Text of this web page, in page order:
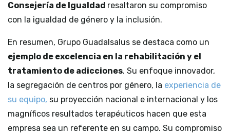
Consejería de Igualdad resaltaron su compromiso
con la igualdad de género y la inclusión.
En resumen, Grupo Guadalsalus se destaca como un
ejemplo de excelencia en la rehabilitación y el
tratamiento de adicciones. Su enfoque innovador,
la segregación de centros por género, la experiencia de
su equipo, su proyección nacional e internacional y los
magníficos resultados terapéuticos hacen que esta
empresa sea un referente en su campo. Su compromiso